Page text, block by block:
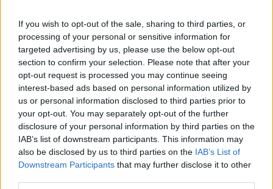
If you wish to opt-out of the sale, sharing to third parties, or
processing of your personal or sensitive information for
targeted advertising by us, please use the below opt-out
section to confirm your selection. Please note that after your
opt-out request is processed you may continue seeing
interest-based ads based on personal information utilized by
us or personal information disclosed to third parties prior to
your opt-out. You may separately opt-out of the further
disclosure of your personal information by third parties on the
IAB’s list of downstream participants. This information may
also be disclosed by us to third parties on the IAB’s List of
Downstream Participants that may further disclose it to other
ΔΕΙΤΕ ΕΠΙΣΗΣ
ΣΤΗΝ ΙΔΙΑ ΚΑΤΗΓΟΡΙΑ
Μυστράς: «Δεν ήταν οικονομικό
το κίνητρο» υποστηρίζει ο
συνήγορος του 55χρονου που
είχε τη σορό του πατέρα του σε
καταψύκτη